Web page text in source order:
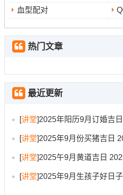
此日宜忌全面- 特别是利于“搬家
福”；是开启新生活的绝佳选择.
9月27日:此日虽部分黄历看得出
气的家庭来说是一个不错的选择.
需遵循以下几点核心原则:
1.避开冲煞 :在这是最基本也是
开与家人生肖~尤其是户主
血型配对
热门文章
最近更新
[讲堂]2025年阳历9月订婚吉日
[讲堂]2025年9月份买猪吉日
[讲堂]2025午9月黄道吉日 2025
[讲堂]2025年9月生孩子好日子